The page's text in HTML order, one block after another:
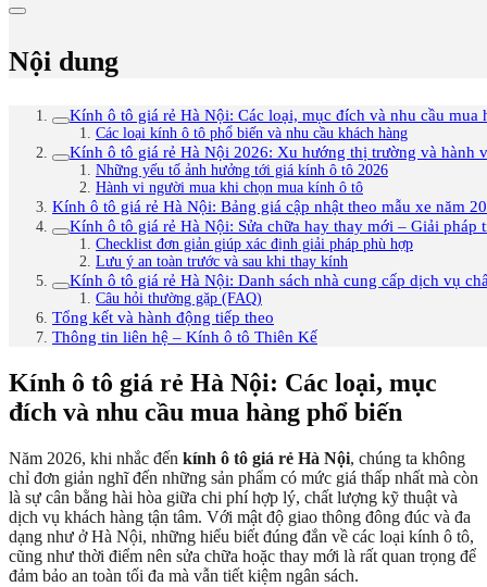
Nội dung
Kính ô tô giá rẻ Hà Nội: Các loại, mục đích và nhu cầu mua
Các loại kính ô tô phổ biến và nhu cầu khách hàng
Kính ô tô giá rẻ Hà Nội 2026: Xu hướng thị trường và hành
Những yếu tố ảnh hưởng tới giá kính ô tô 2026
Hành vi người mua khi chọn mua kính ô tô
Kính ô tô giá rẻ Hà Nội: Bảng giá cập nhật theo mẫu xe năm
Kính ô tô giá rẻ Hà Nội: Sửa chữa hay thay mới – Giải pháp
Checklist đơn giản giúp xác định giải pháp phù hợp
Lưu ý an toàn trước và sau khi thay kính
Kính ô tô giá rẻ Hà Nội: Danh sách nhà cung cấp dịch vụ
Câu hỏi thường gặp (FAQ)
Tổng kết và hành động tiếp theo
Thông tin liên hệ – Kính ô tô Thiên Kế
Kính ô tô giá rẻ Hà Nội: Các loại, mục
đích và nhu cầu mua hàng phổ biến
Năm 2026, khi nhắc đến kính ô tô giá rẻ Hà Nội, chúng ta không
chỉ đơn giản nghĩ đến những sản phẩm có mức giá thấp nhất mà còn
là sự cân bằng hài hòa giữa chi phí hợp lý, chất lượng kỹ thuật và
dịch vụ khách hàng tận tâm. Với mật độ giao thông đông đúc và đa
dạng như ở Hà Nội, những hiểu biết đúng đắn về các loại kính ô tô,
cũng như thời điểm nên sửa chữa hoặc thay mới là rất quan trọng để
đảm bảo an toàn tối đa mà vẫn tiết kiệm ngân sách.